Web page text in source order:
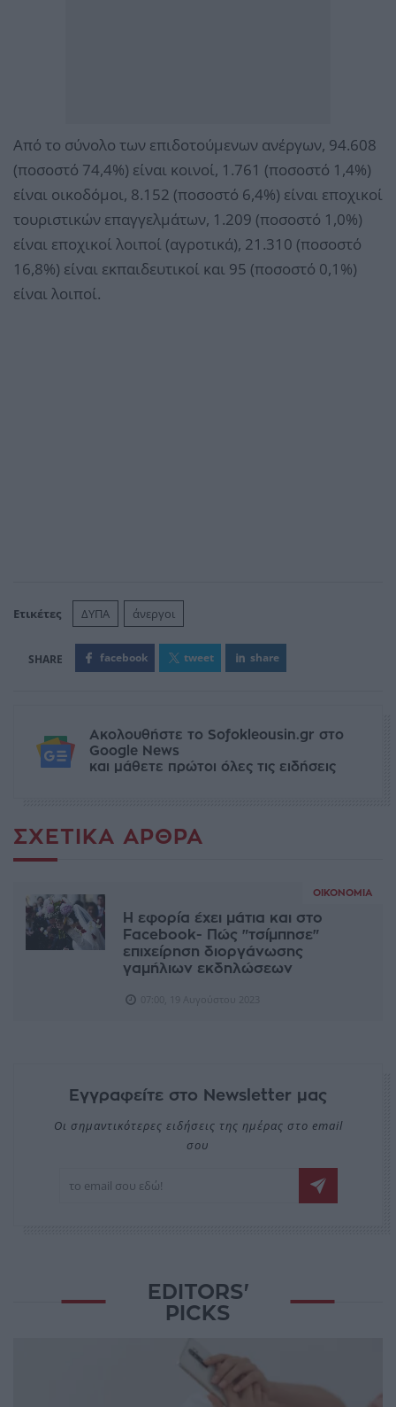
Από το σύνολο των επιδοτούμενων ανέργων, 94.608
(ποσοστό 74,4%) είναι κοινοί, 1.761 (ποσοστό 1,4%)
είναι οικοδόμοι, 8.152 (ποσοστό 6,4%) είναι εποχικοί
τουριστικών επαγγελμάτων, 1.209 (ποσοστό 1,0%)
είναι εποχικοί λοιποί (αγροτικά), 21.310 (ποσοστό
16,8%) είναι εκπαιδευτικοί και 95 (ποσοστό 0,1%)
είναι λοιποί.
Ετικέτες ΔΥΠΑ άνεργοι
facebook tweet share
Ακολουθήστε το Sofokleousin.gr στο
Google News
και μάθετε πρώτοι όλες τις ειδήσεις
ΣΧΕΤΙΚΆ ΆΡΘΡΑ
ΟΙΚΟΝΟΜΊΑ
Η εφορία έχει μάτια και στο
Facebook- Πώς "τσίμπησε"
επιχείρηση διοργάνωσης
γαμήλιων εκδηλώσεων
Εγγραφείτε στο Newsletter μας
Οι σημαντικότερες ειδήσεις της ημέρας στο email
σου
EDITORS'
PICKS